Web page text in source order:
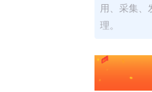
用、采集、
理。